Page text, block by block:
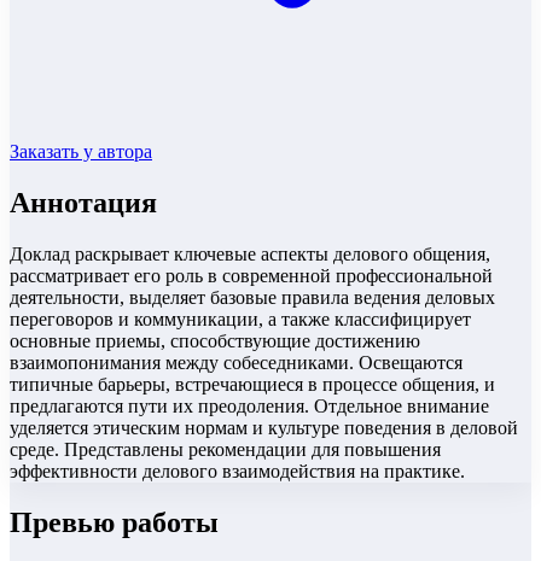
Заказать у автора
Аннотация
Доклад раскрывает ключевые аспекты делового общения,
рассматривает его роль в современной профессиональной
деятельности, выделяет базовые правила ведения деловых
переговоров и коммуникации, а также классифицирует
основные приемы, способствующие достижению
взаимопонимания между собеседниками. Освещаются
типичные барьеры, встречающиеся в процессе общения, и
предлагаются пути их преодоления. Отдельное внимание
уделяется этическим нормам и культуре поведения в деловой
среде. Представлены рекомендации для повышения
эффективности делового взаимодействия на практике.
Превью работы